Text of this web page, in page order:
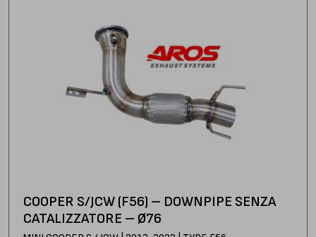
COOPER S/JCW (F56) – DOWNPIPE SENZA
CATALIZZATORE – Ø76